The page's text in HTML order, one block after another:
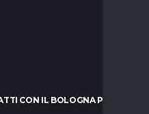
CON IL BOLOGNA PER IL